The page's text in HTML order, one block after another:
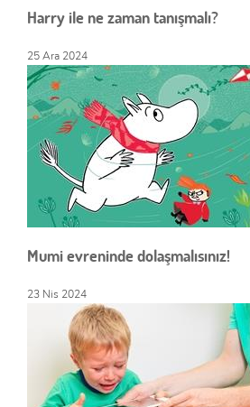
Harry ile ne zaman tanışmalı?
25 Ara 2024
Mumi evreninde dolaşmalısınız!
23 Nis 2024